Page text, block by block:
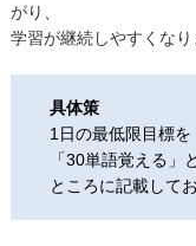
がり、
学習が継続しやすくなり
具体策
1日の最低限目標
「30単語覚える」
ところに記載してお